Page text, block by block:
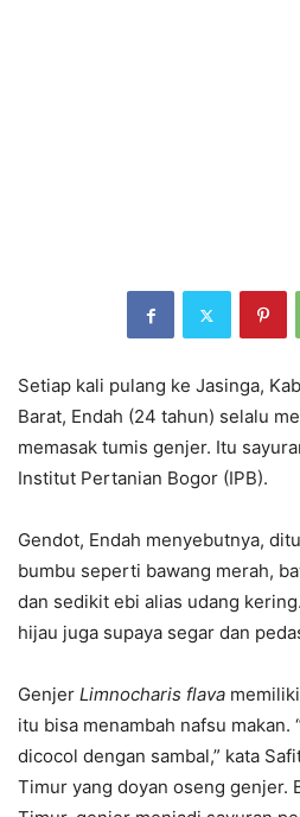
Setiap kali pulang ke Jasinga,
Barat, Endah (24 tahun) selalu
memasak tumis genjer. Itu
Institut Pertanian Bogor (IPB).
Gendot, Endah menyebutnya,
bumbu seperti bawang merah,
dan sedikit ebi alias udang
hijau juga supaya segar dan
Genjer Limnocharis flava
itu bisa menambah nafsu makan.
dicocol dengan sambal,” kata
Timur yang doyan oseng genjer.